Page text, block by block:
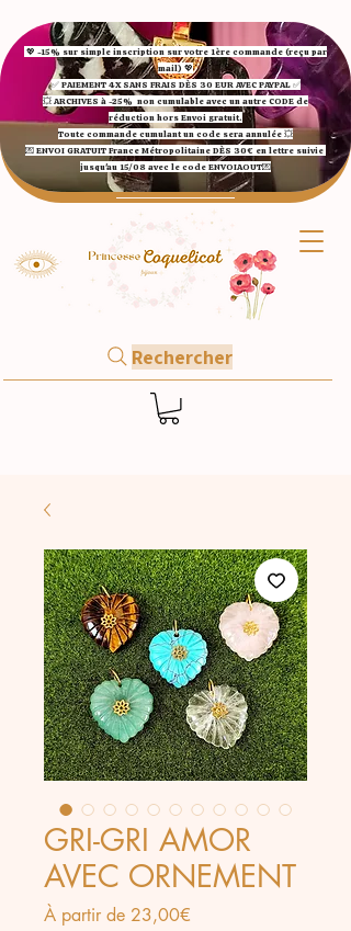
💖 -15% sur simple inscription sur votre 1ère commande (reçu par
mail) 💖
✅ ​PAIEMENT 4X SANS FRAIS DÈS 30 EUR AVEC PAYPAL​ ✅​​​​​​​
💥 ARCHIVES à -25% non cumulable avec un autre CODE de
réduction hors Envoi gratuit.
Toute commande cumulant un code sera annulée 💥
💌 ENVOI GRATUIT France Métropolitaine DÈS 30€ en lettre suivie
jusqu'au 15/08 avec le code ENVOIAOUT💌​
Rechercher
GRI-GRI AMOR
AVEC ORNEMENT
À partir de 23,00€